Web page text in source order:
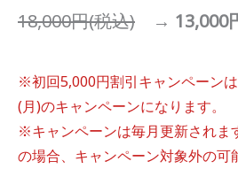
18,000円(税込) → 13,000
※初回5,000円割引キャンペーン
(月)のキャンペーンになります。
※キャンペーンは毎月更新されま
の場合、キャンペーン対象外の可